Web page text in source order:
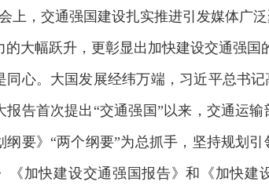
上，交通强国建设扎实推进引发媒体广
的大幅跃升，更彰显出加快建设交通强国
同心。大国发展经纬万端，习近平总书
报告首次提出“交通强国”以来，交通运
纲要》“两个纲要”为总抓手，坚持规划
《加快建设交通强国报告》和《加快建